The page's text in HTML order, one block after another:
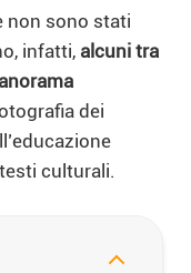
non sono stati
infatti, alcuni tra
dei
culturali.